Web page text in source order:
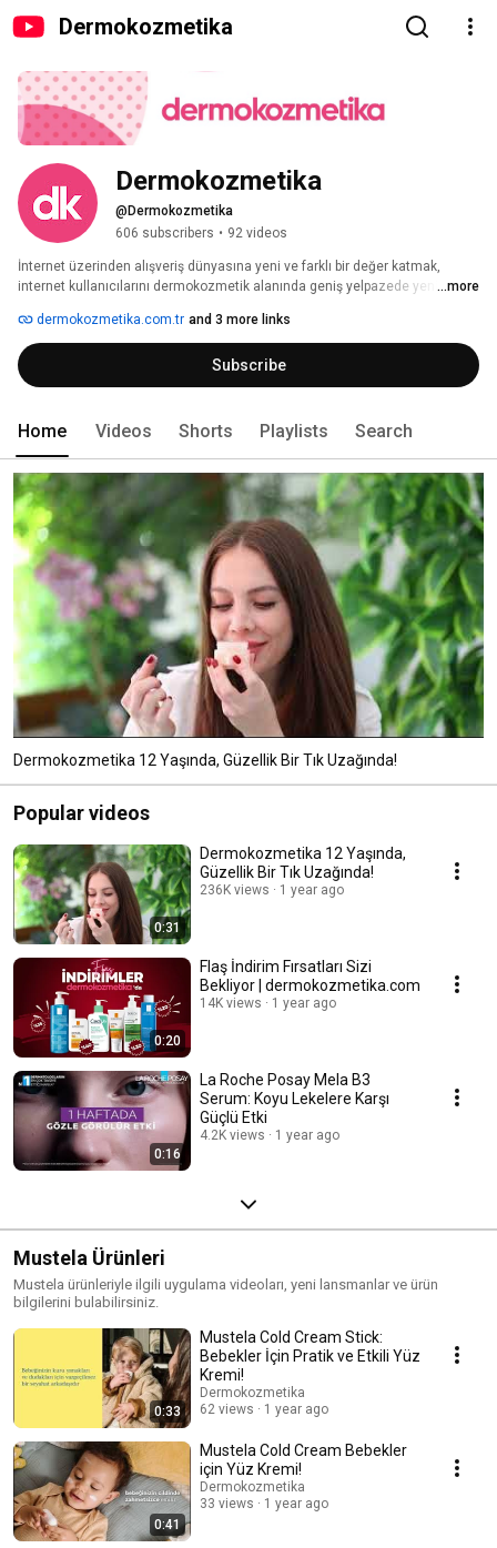
Dermokozmetika
Dermokozmetika
@Dermokozmetika
606 subscribers • 92 videos
İnternet üzerinden alışveriş dünyasına yeni ve farklı bir değer katmak,
internet kullanıcılarını dermokozmetik alanında geniş yelpazede yenilikçi
...more
dermokozmetika.com.tr and 3 more links
Subscribe
Home Videos Shorts Playlists Search
Dermokozmetika 12 Yaşında, Güzellik Bir Tık Uzağında!
Popular videos
0:31
Dermokozmetika 12 Yaşında,
Güzellik Bir Tık Uzağında!
236K views 1 year ago
0:20
Flaş İndirim Fırsatları Sizi
Bekliyor | dermokozmetika.com
14K views 1 year ago
0:16
La Roche Posay Mela B3
Serum: Koyu Lekelere Karşı
Güçlü Etki
4.2K views 1 year ago
Mustela Ürünleri
Mustela ürünleriyle ilgili uygulama videoları, yeni lansmanlar ve ürün
bilgilerini bulabilirsiniz.
0:33
Mustela Cold Cream Stick:
Bebekler İçin Pratik ve Etkili Yüz
Kremi!
Dermokozmetika
62 views
1 year ago
0:41
Mustela Cold Cream Bebekler
için Yüz Kremi!
Dermokozmetika
33 views
1 year ago